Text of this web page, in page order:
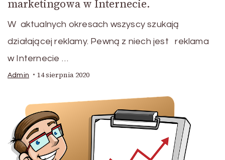
marketingowa w Internecie.
W aktualnych okresach wszyscy szukają
działającej reklamy. Pewną z niech jest reklama
w Internecie …
Admin 14 sierpnia 2020